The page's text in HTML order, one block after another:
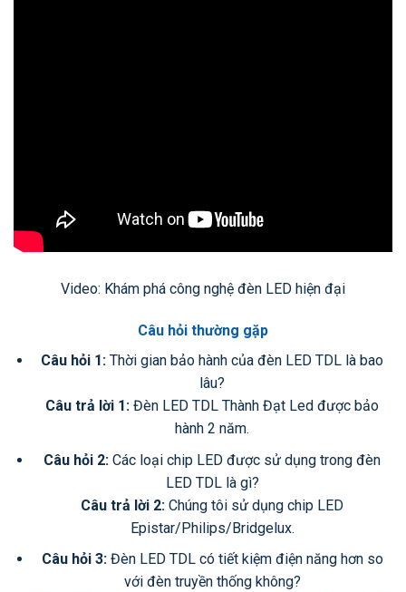
Video: Khám phá công nghệ đèn LED hiện đại
Câu hỏi thường gặp
Câu hỏi 1: Thời gian bảo hành của đèn LED TDL là bao
lâu?
Câu trả lời 1: Đèn LED TDL Thành Đạt Led được bảo
hành 2 năm.
Câu hỏi 2: Các loại chip LED được sử dụng trong đèn
LED TDL là gì?
Câu trả lời 2: Chúng tôi sử dụng chip LED
Epistar/Philips/Bridgelux.
Câu hỏi 3:Đèn LED TDL có tiết kiệm điện năng hơn so
với đèn truyền thống không?